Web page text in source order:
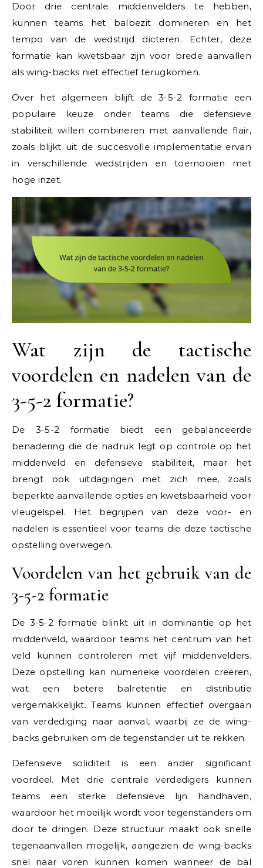
Door drie centrale middenvelders te hebben,
kunnen teams het balbezit domineren en het
tempo van de wedstrijd dicteren. Echter, deze
formatie kan kwetsbaar zijn voor brede aanvallen
als wing-backs niet effectief terugkomen.
Over het algemeen blijft de 3-5-2 formatie een
populaire keuze onder teams die defensieve
stabiliteit willen combineren met aanvallende flair,
zoals blijkt uit de succesvolle implementatie ervan
in verschillende wedstrijden en toernooien met
hoge inzet.
Wat zijn de tactische
voordelen en nadelen van de
3-5-2 formatie?
De 3-5-2 formatie biedt een gebalanceerde
benadering die de nadruk legt op controle op het
middenveld en defensieve stabiliteit, maar het
brengt ook uitdagingen met zich mee, zoals
beperkte aanvallende opties en kwetsbaarheid voor
vleugelspel. Het begrijpen van deze voor- en
nadelen is essentieel voor teams die deze tactische
opstelling overwegen.
Voordelen van het gebruik van de
3-5-2 formatie
De 3-5-2 formatie blinkt uit in dominantie op het
middenveld, waardoor teams het centrum van het
veld kunnen controleren met vijf middenvelders.
Deze opstelling kan numerieke voordelen creëren,
wat een betere balretentie en distributie
vergemakkelijkt. Teams kunnen effectief overgaan
van verdediging naar aanval, waarbij ze de wing-
backs gebruiken om de tegenstander uit te rekken.
Defensieve soliditeit is een ander significant
voordeel. Met drie centrale verdedigers kunnen
teams een sterke defensieve lijn handhaven,
waardoor het moeilijk wordt voor tegenstanders om
door te dringen. Deze structuur maakt ook snelle
tegenaanvallen mogelijk, aangezien de wing-backs
snel naar voren kunnen komen wanneer de bal